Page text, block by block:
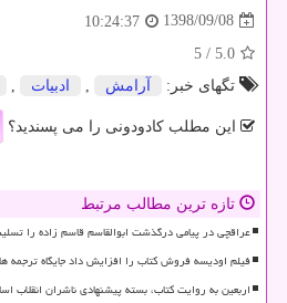
1398/09/08
10:24:37
5.0
/ 5
تگهای خبر:
آرامش , ادبیات ,
این مطلب کادودونی را می پسندید؟
تازه ترین مطالب مرتبط
عراقچی در پیامی درگذشت ابوالقاسم قاسم زاده را
فیلم اودیسه فروش کتاب را افزایش داد جایگاه ترجمه
اربعین به روایت کتاب، بسته پیشنهادی ناشران انقلاب